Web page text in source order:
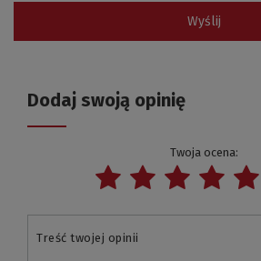
Wyślij
Dodaj swoją opinię
Twoja ocena:
Treść twojej opinii